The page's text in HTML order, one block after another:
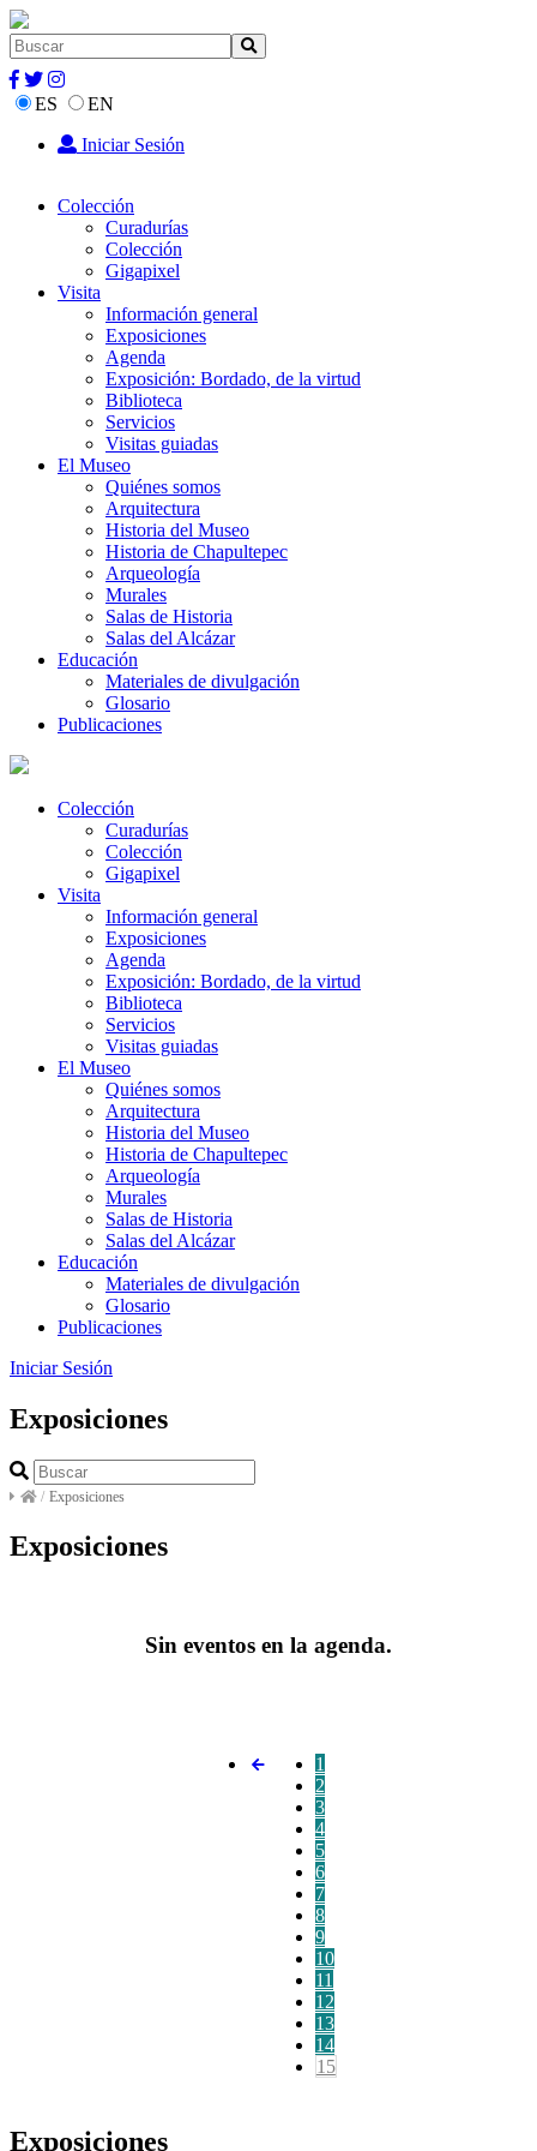
ES
EN
Iniciar Sesión
Colección
Curadurías
Colección
Gigapixel
Visita
Información general
Exposiciones
Agenda
Exposición: Bordado, de la virtud
Biblioteca
Servicios
Visitas guiadas
El Museo
Quiénes somos
Arquitectura
Historia del Museo
Historia de Chapultepec
Arqueología
Murales
Salas de Historia
Salas del Alcázar
Educación
Materiales de divulgación
Glosario
Publicaciones
Colección
Curadurías
Colección
Gigapixel
Visita
Información general
Exposiciones
Agenda
Exposición: Bordado, de la virtud
Biblioteca
Servicios
Visitas guiadas
El Museo
Quiénes somos
Arquitectura
Historia del Museo
Historia de Chapultepec
Arqueología
Murales
Salas de Historia
Salas del Alcázar
Educación
Materiales de divulgación
Glosario
Publicaciones
Iniciar Sesión
Exposiciones
/ Exposiciones
Exposiciones
Sin eventos en la agenda.
1
2
3
4
5
6
7
8
9
10
11
12
13
14
15
Exposiciones